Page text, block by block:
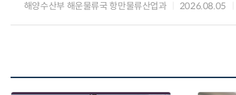
해양수산부 해운물류국 항만물류산업과 2026.08.05